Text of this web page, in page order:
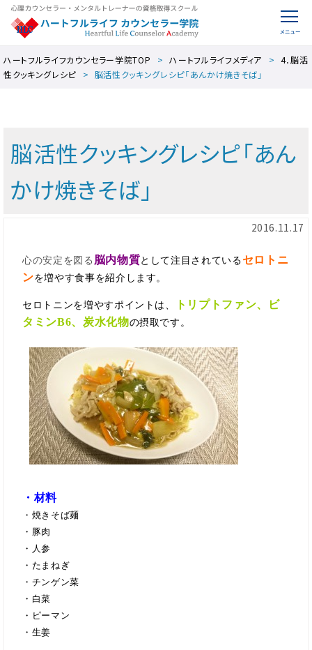
ハートフルライフカウンセラー学院TOP ハートフルライフメディア
4．脳活
性クッキングレシピ
脳活性クッキングレシピ「あんかけ焼きそば」
脳活性クッキングレシピ「あん
かけ焼きそば」
2016.11.17
心の安定を図る 脳内物質として注目されている セロトニ
ンを増やす食事を紹介します。
セロトニンを増やすポイントは、
トリプトファン、ビ
タミンB6、炭水化物の摂取です。
・材料
・焼きそば麺
・豚肉
・人参
・たまねぎ
・チンゲン菜
・白菜
・ピーマン
・生姜